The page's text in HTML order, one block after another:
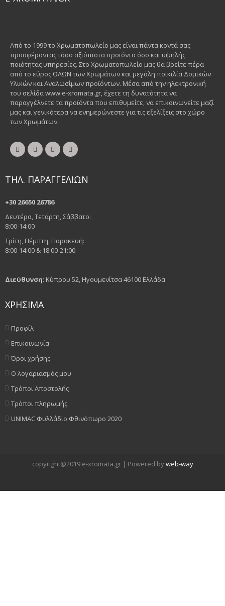
Από το 1999 το Χρωματοπωλείο μας είναι πάντα κοντά σας
προσφέροντας τόσο αξιόπιστα προϊόντα όσο και υψηλής
ποιότητας υπηρεσίες. Στο Χρωματοπωλείο μας θα βρείτε πέρα
από το εύρος ΟΛΩΝ των Χρωμάτων και μεγάλη ποικιλία Δομικών
Υλικών και Αναλωσίμων προϊόντων. Μέσα από την ηλεκτρονική
του σελίδα www.e-xromata.gr, έχετε τη δυνατότητα να
παραγγέλνετε τα προϊόντα που επιθυμείτε, να επικοινωνείτε μαζί
μας και γενικότερα να ενημερώνεστε για τις εξελίξεις στο χώρο
των Χρωμάτων.
ΤΗΛ. ΠΑΡΑΓΓΕΛΙΩΝ
+30 26650 26786
Δευτέρα, Τετάρτη, Σάββατο:
8:00-14:00
Τρίτη, Πέμπτη, Παρακευή:
8:00-14:00 & 18:00-21:00
Διεύθυνση: Κύπρου 52, Ηγουμενίτσα 46100 Ελλάδα
ΧΡΗΣΙΜΑ
Προφίλ
Επικοινωνία
Όροι χρήσης
Ο λογαριασμός μου
Τρόποι Αποστολής
Τρόποι πληρωμής
UNIMAC Φυλλάδιο Φθινόπωρο 2020
copyright@2019 e-xromata.gr | Powered byweb-way